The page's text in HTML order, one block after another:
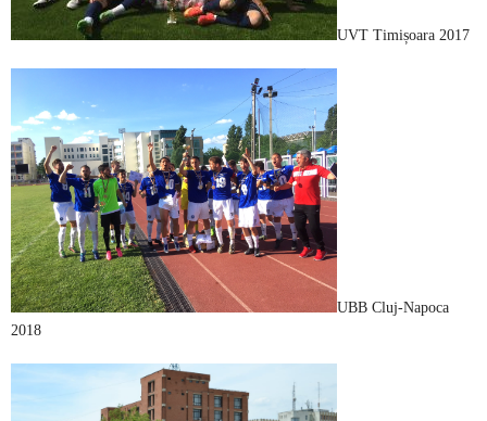
UVT Timișoara 2017
UBB Cluj-Napoca
2018